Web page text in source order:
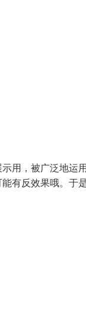
用，被广泛地运
有反效果哦。于